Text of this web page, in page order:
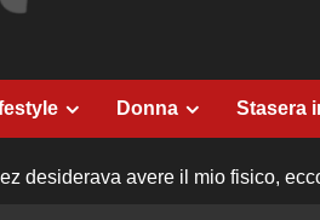
Donna Stasera
desiderava avere il mio fisico,